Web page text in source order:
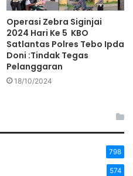
Operasi Zebra Siginjai
2024 Hari Ke 5 KBO
Satlantas Polres Tebo Ipda
Doni :Tindak Tegas
Pelanggaran
18/10/2024
798
574